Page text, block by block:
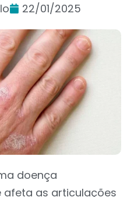
22/01/2025
doença
as articulações